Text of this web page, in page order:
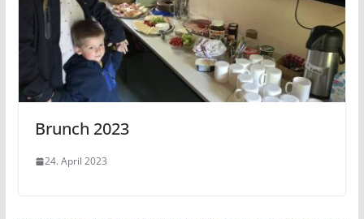
Brunch 2023
24. April 2023